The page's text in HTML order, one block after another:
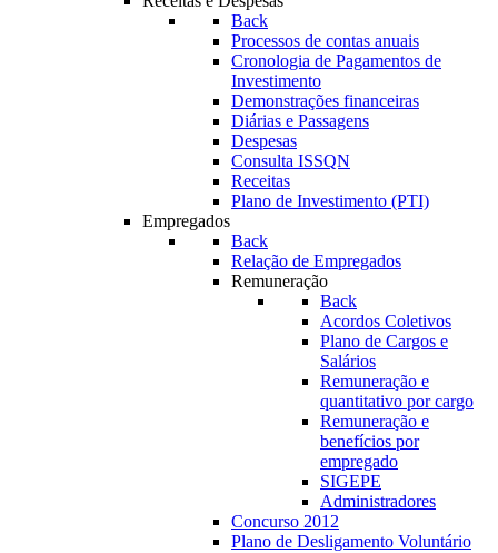
Back
Processos de contas anuais
Cronologia de Pagamentos de
Investimento
Demonstrações financeiras
Diárias e Passagens
Despesas
Consulta ISSQN
Receitas
Plano de Investimento (PTI)
Empregados
Back
Relação de Empregados
Remuneração
Back
Acordos Coletivos
Plano de Cargos e
Salários
Remuneração e
quantitativo por cargo
Remuneração e
benefícios por
empregado
SIGEPE
Administradores
Concurso 2012
Plano de Desligamento Voluntário